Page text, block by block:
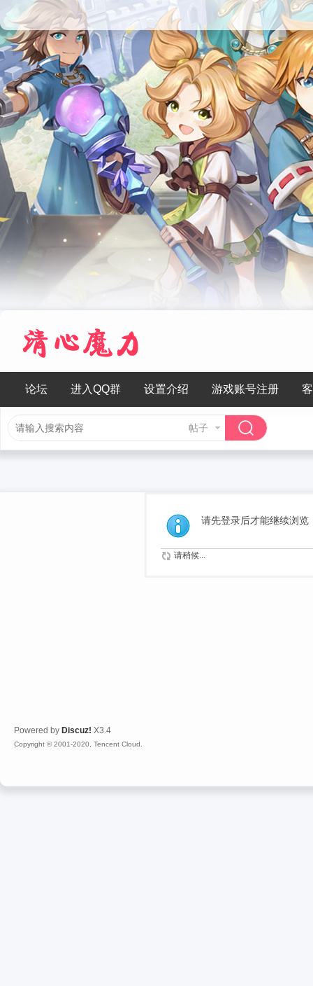
论坛 进入QQ群 设置介绍 游戏账号注册
帖子
请先登录后才能继续浏览
请稍候...
Powered by Discuz! X3.4
Copyright © 2001-2020, Tencent Cloud.